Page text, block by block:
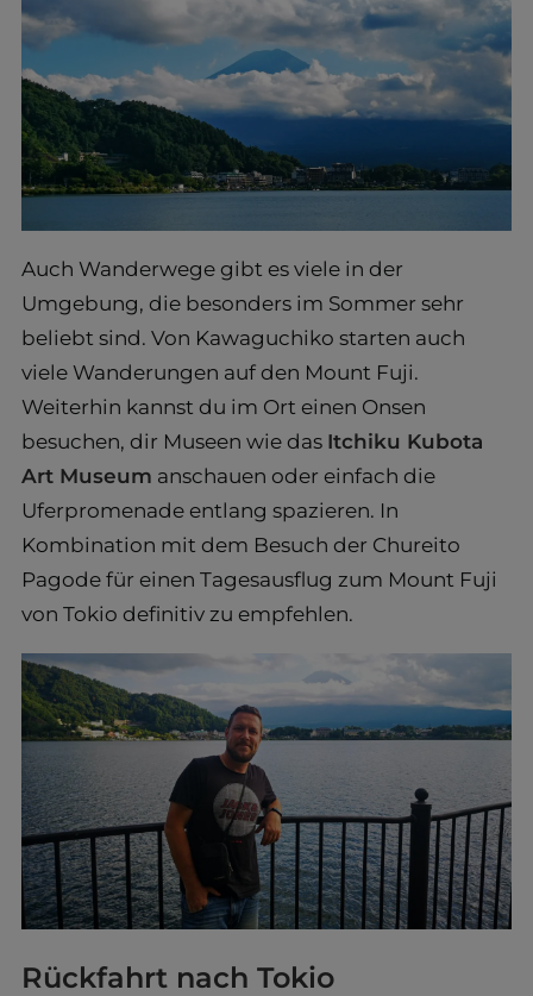
Auch Wanderwege gibt es viele in der
Umgebung, die besonders im Sommer sehr
beliebt sind. Von Kawaguchiko starten auch
viele Wanderungen auf den Mount Fuji.
Weiterhin kannst du im Ort einen Onsen
besuchen, dir Museen wie das Itchiku Kubota
Art Museum anschauen oder einfach die
Uferpromenade entlang spazieren. In
Kombination mit dem Besuch der Chureito
Pagode für einen Tagesausflug zum Mount Fuji
von Tokio definitiv zu empfehlen.
Rückfahrt nach Tokio